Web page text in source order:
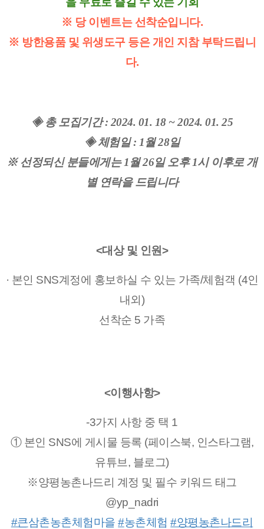
※ 당 이벤트는 선착순입니다.
※ 방한용품 및 위생도구 등은 개인 지참 부탁드립니
다.
◈ 총 모집기간 : 2024. 01. 18 ~ 2024. 01. 25
◈ 체험일 : 1월 28일
※ 선정되신 분들에게는 1월 26일 오후 1시 이후로 개
별 연락을 드립니다
<대상 및 인원>
· 본인 SNS계정에 홍보하실 수 있는 가족/체험객 (4인
내외)
선착순 5 가족
<이행사항>
-3가지 사항 중 택 1
① 본인 SNS에 게시물 등록 (페이스북, 인스타그램,
유튜브, 블로그)
※양평농촌나드리 계정 및 필수 키워드 태그
@yp_nadri
#큰삼촌농촌체험마을 #농촌체험 #양평농촌나드리